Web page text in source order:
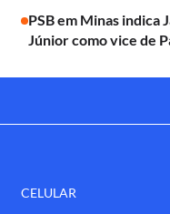
PSB em Minas indica
Júnior como vice de
CELULAR